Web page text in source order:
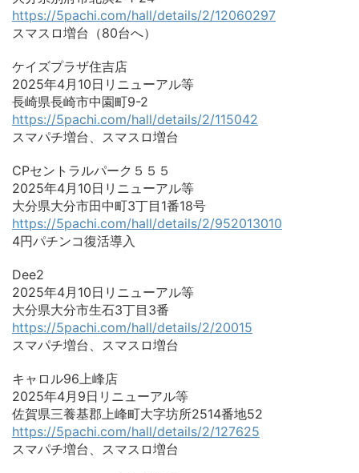
https://5pachi.com/hall/details/2/12060297
スマスロ増台（80台へ）
ケイズプラザ住吉店
2025年4月10日リニューアル等
長崎県長崎市中園町9-2
https://5pachi.com/hall/details/2/115042
スマパチ増台、スマスロ増台
CPセントラルパーク５５５
2025年4月10日リニューアル等
大分県大分市田中町3丁目1番18号
https://5pachi.com/hall/details/2/952013010
4円パチンコ復活導入
Dee2
2025年4月10日リニューアル等
大分県大分市生石3丁目3番
https://5pachi.com/hall/details/2/20015
スマパチ増台、スマスロ増台
キャロル96上峰店
2025年4月9日リニューアル等
佐賀県三養基郡上峰町大字坊所2514番地52
https://5pachi.com/hall/details/2/127625
スマパチ増台、スマスロ増台